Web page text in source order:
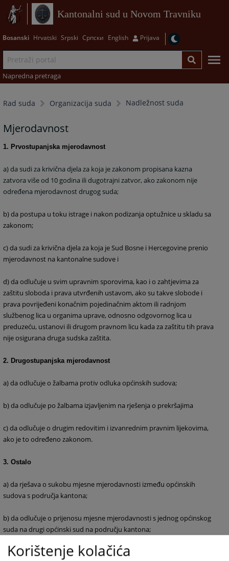
Kantonalni sud u Novom Travniku
Bosanski Hrvatski Srpski Српски English Prijava
Napredna pretraga
Rad suda Organizacija suda Nadležnost suda
Mjerodavnost
1. Prvostupanjska mjerodavnost
a) da sudi za krivična djela za koja je zakonom propisana kazna
zatvora više od 10 godina ili dugotrajni zatvor, ako zakonom nije
određena mjerodavnost drugog suda;
b) da postupa u toku istrage i nakon podizanja optužnice u skladu sa
zakonom;
c) da sudi za krivična djela za koja je Sud Bosne i Hercegovine prenio
mjerodavnost na kantonalne sudove i
d) da odlučuje u svim upravnim sporovima, kao i o zahtjevima za
zaštitu sloboda i prava utvrđenih ustavom, ako su takve slobode i
prava povrijeđeni konačnim pojedinačnim aktom ili radnjom
službenog lica u organima uprave, odnosno odgovornog lica u
preduzeću, ustanovi ili drugom pravnom licu kada za zaštitu tih prava
nije osigurana druga sudska zaštita.
2. Drugostupanjska mjerodavnost
a) da odlučuje o žalbama protiv odluka općinskih sudova;
b) da odlučuje po žalbama izjavljenim na rješenja o prekršajima
c) da odlučuje o drugim redovitim i izvanrednim pravnim lijekovima,
ako je to određeno zakonom.
3. Ostalo
a) da rješava o sukobu mjesne mjerodavnosti između općinskih
sudova s područja kantona;
b) da odlučuje o prijenosu mjesne mjerodavnosti s jednog općinskog
suda na drugi općinski sud na području kantona;
c) da odlučuje o brisanju osude i prestanku mjera sigurnosti i pravnih
Korištenje kolačića